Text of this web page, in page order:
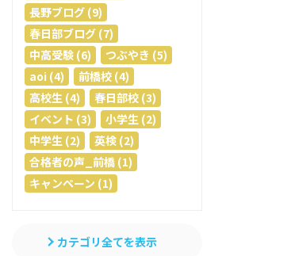
長野ブログ (9)
春日部ブログ (7)
中高受験 (6)
つぶやき (5)
aoi (4)
前橋校 (4)
高校生 (4)
春日部校 (3)
イベント (3)
小学生 (2)
中学生 (2)
英検 (2)
合格者の声_前橋 (1)
キャンペーン (1)
カテゴリ全てを表示